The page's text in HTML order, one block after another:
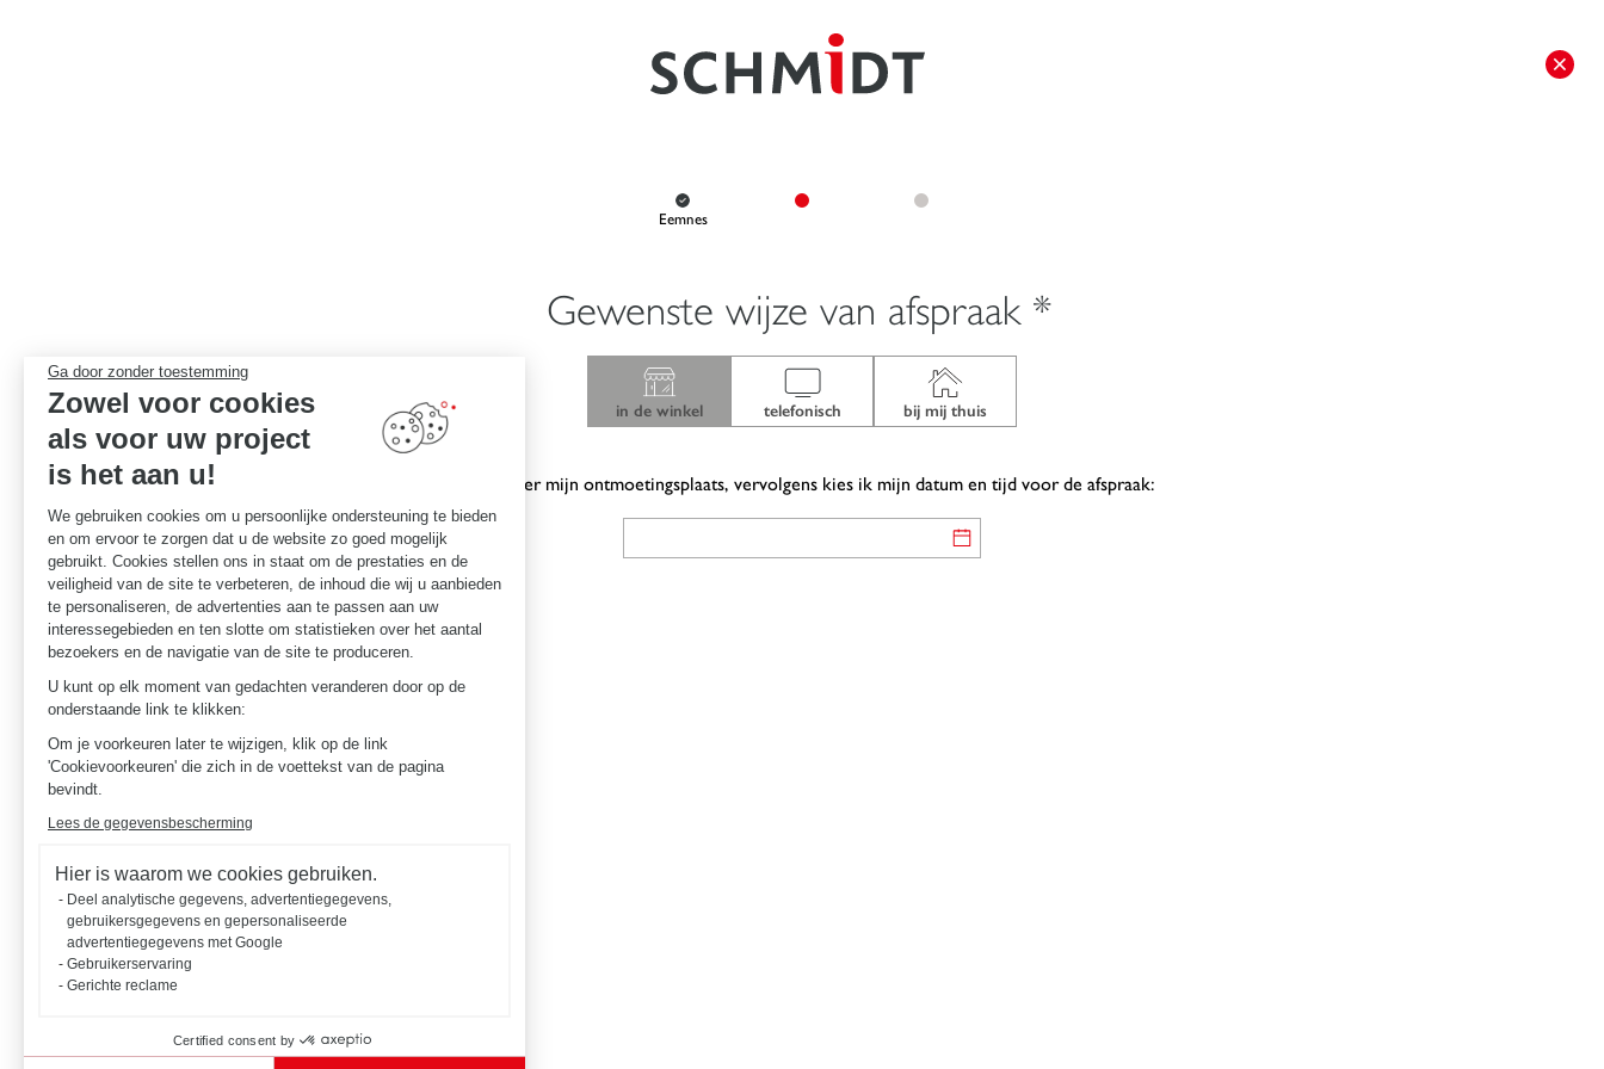
Ga door zonder toestemming
Zowel voor cookies
als voor uw project
is het aan u!
We gebruiken cookies om u persoonlijke ondersteuning te bieden
en om ervoor te zorgen dat u de website zo goed mogelijk
gebruikt. Cookies stellen ons in staat om de prestaties en de
veiligheid van de site te verbeteren, de inhoud die wij u aanbieden
te personaliseren, de advertenties aan te passen aan uw
interessegebieden en ten slotte om statistieken over het aantal
bezoekers en de navigatie van de site te produceren.
U kunt op elk moment van gedachten veranderen door op de
onderstaande link te klikken:
Om je voorkeuren later te wijzigen, klik op de link
'Cookievoorkeuren' die zich in de voettekst van de pagina
bevindt.
Lees de gegevensbescherming
Hier is waarom we cookies gebruiken.
Deel analytische gegevens, advertentiegegevens,
gebruikersgegevens en gepersonaliseerde
advertentiegegevens met Google
Gebruikerservaring
Gerichte reclame
Certified consent by
Eemnes
Gewenste wijze van afspraak *
in de winkel telefonisch bij mij thuis
Ik selecteer mijn ontmoetingsplaats, vervolgens kies ik mijn datum en tijd voor de afspraak: